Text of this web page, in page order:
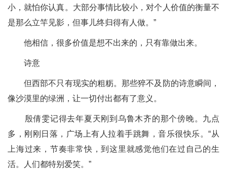
小，就怕你认真。大部分事情比较小，对个人价值的衡量不
是那么立竿见影，但事儿终归得有人做。”
他相信，很多价值是想不出来的，只有靠做出来。
诗意
但西部不只有现实的粗粝。那些猝不及防的诗意瞬间，
像沙漠里的绿洲，让一切付出都有了意义。
殷倩雯记得去年夏天刚到乌鲁木齐的那个傍晚。九点
多，刚刚日落，广场上有人拉着手跳舞，音乐很快乐。“从
上海过来，节奏非常快，到这里就感觉他们在过自己的生
活。人们都特别爱笑。”